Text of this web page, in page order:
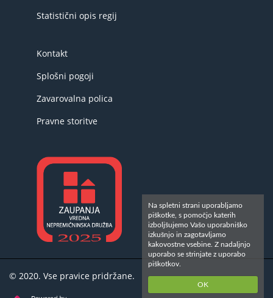
Statistični opis regij
Kontakt
Splošni pogoji
Zavarovalna polica
Pravne storitve
© 2020. Vse pravice pridržane.
Na spletni strani uporabljamo
piškotke, s pomočjo katerih
izboljšujemo Vašo uporabniško
izkušnjo in zagotavljamo
kakovostne vsebine. Z nadaljnjo
uporabo se strinjate z uporabo
piškotkov.
OK